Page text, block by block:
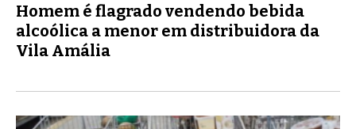
Homem é flagrado vendendo bebida
alcoólica a menor em distribuidora da
Vila Amália